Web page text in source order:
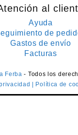
al
Ayuda
de
Gastos de envío
Facturas
Ferba- Todos los
| Política de